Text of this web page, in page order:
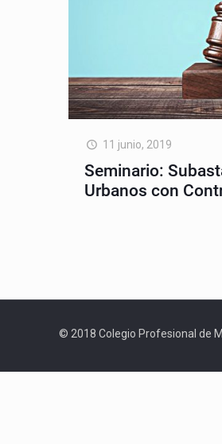
11 junio, 2019
Seminario:
Urbanos con
© 2018 Colegio Profesional de